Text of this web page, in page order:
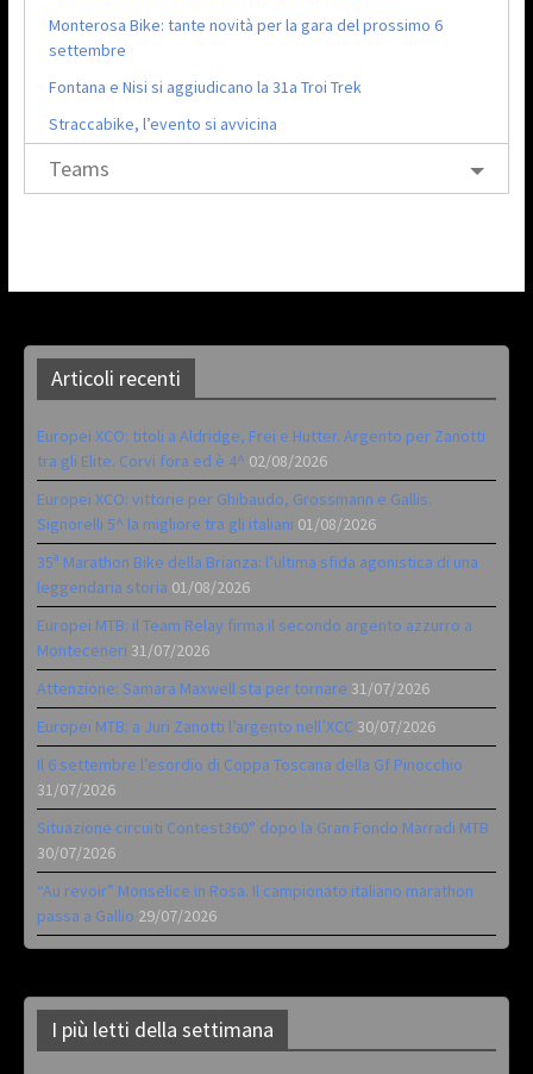
Monterosa Bike: tante novità per la gara del prossimo 6
settembre
Fontana e Nisi si aggiudicano la 31a Troi Trek
Straccabike, l’evento si avvicina
Teams
Articoli recenti
Europei XCO: titoli a Aldridge, Frei e Hutter. Argento per Zanotti
tra gli Elite. Corvi fora ed è 4^ 02/08/2026
Europei XCO: vittorie per Ghibaudo, Grossmann e Gallis.
Signorelli 5^ la migliore tra gli italiani 01/08/2026
35ª Marathon Bike della Brianza: l’ultima sfida agonistica di una
leggendaria storia 01/08/2026
Europei MTB: il Team Relay firma il secondo argento azzurro a
Monteceneri 31/07/2026
Attenzione: Samara Maxwell sta per tornare 31/07/2026
Europei MTB: a Juri Zanotti l’argento nell’XCC 30/07/2026
Il 6 settembre l’esordio di Coppa Toscana della Gf Pinocchio
31/07/2026
Situazione circuiti Contest360° dopo la Gran Fondo Marradi MTB
30/07/2026
“Au revoir” Monselice in Rosa. Il campionato italiano marathon
passa a Gallio 29/07/2026
I più letti della settimana